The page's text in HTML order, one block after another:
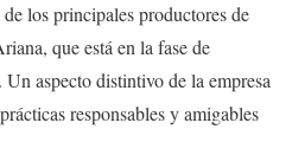
los principales productores de
que está en la fase de
aspecto distintivo de la empresa
responsables y amigables